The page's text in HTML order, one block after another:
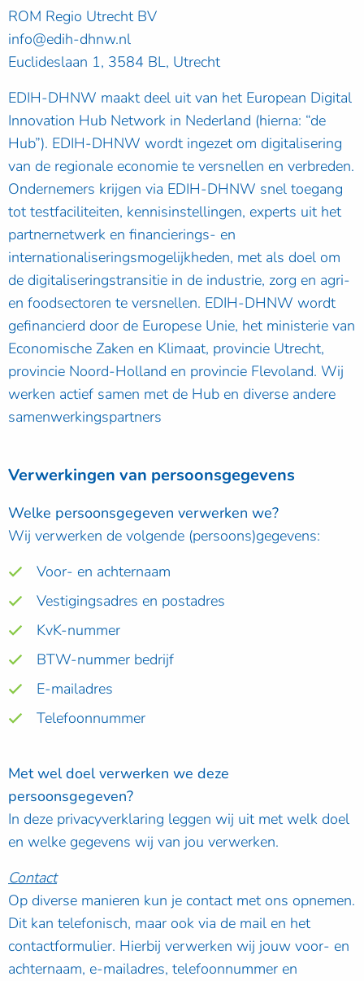
ROM Regio Utrecht BV
info@edih-dhnw.nl
Euclideslaan 1, 3584 BL, Utrecht
EDIH-DHNW maakt deel uit van het European Digital
Innovation Hub Network in Nederland (hierna: “de
Hub”). EDIH-DHNW wordt ingezet om digitalisering
van de regionale economie te versnellen en verbreden.
Ondernemers krijgen via EDIH-DHNW snel toegang
tot testfaciliteiten, kennisinstellingen, experts uit het
partnernetwerk en financierings- en
internationaliseringsmogelijkheden, met als doel om
de digitaliseringstransitie in de industrie, zorg en agri-
en foodsectoren te versnellen. EDIH-DHNW wordt
gefinancierd door de Europese Unie, het ministerie van
Economische Zaken en Klimaat, provincie Utrecht,
provincie Noord-Holland en provincie Flevoland. Wij
werken actief samen met de Hub en diverse andere
samenwerkingspartners
Verwerkingen van persoonsgegevens
Welke persoonsgegeven verwerken we?
Wij verwerken de volgende (persoons)gegevens:
Voor- en achternaam
Vestigingsadres en postadres
KvK-nummer
BTW-nummer bedrijf
E-mailadres
Telefoonnummer
Met wel doel verwerken we deze
persoonsgegeven?
In deze privacyverklaring leggen wij uit met welk doel
en welke gegevens wij van jou verwerken.
Contact
Op diverse manieren kun je contact met ons opnemen.
Dit kan telefonisch, maar ook via de mail en het
contactformulier. Hierbij verwerken wij jouw voor- en
achternaam, e-mailadres, telefoonnummer en